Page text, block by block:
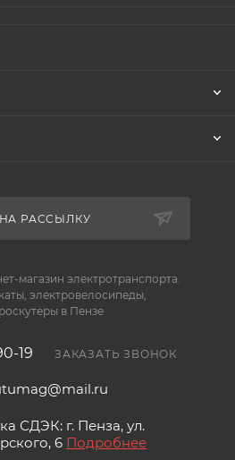
РАССЫЛКУ
магазин электротранспорта.
электровелосипеды,
в Пензе
19 ЗАКАЗАТЬ ЗВОНОК
СДЭК: г. Пенза, ул.
6 Подробнее